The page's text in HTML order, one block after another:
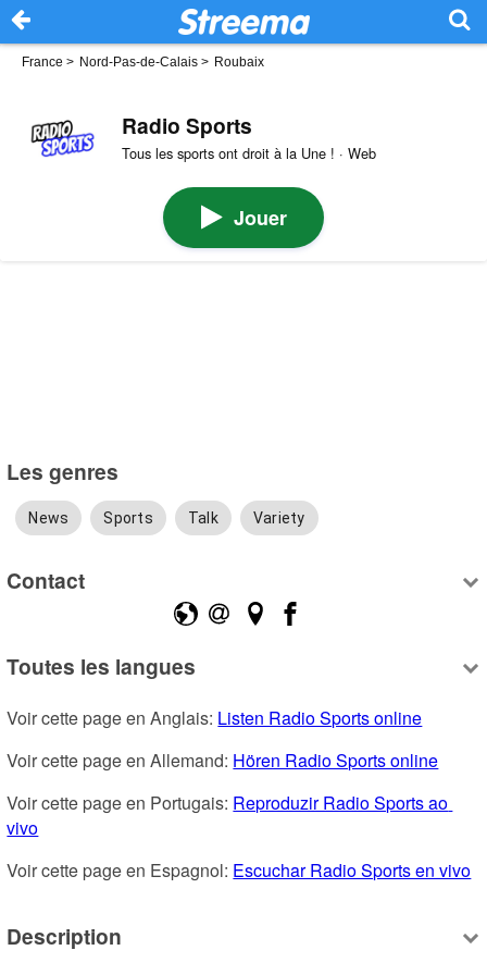
France > Nord-Pas-de-Calais > Roubaix
Radio Sports
Tous les sports ont droit à la Une ! · Web
Jouer
Les genres
News Sports Talk Variety
Contact
Toutes les langues
Voir cette page en Anglais: Listen Radio Sports online
Voir cette page en Allemand: Hören Radio Sports online
Voir cette page en Portugais: Reproduzir Radio Sports ao
vivo
Voir cette page en Espagnol: Escuchar Radio Sports en vivo
Description